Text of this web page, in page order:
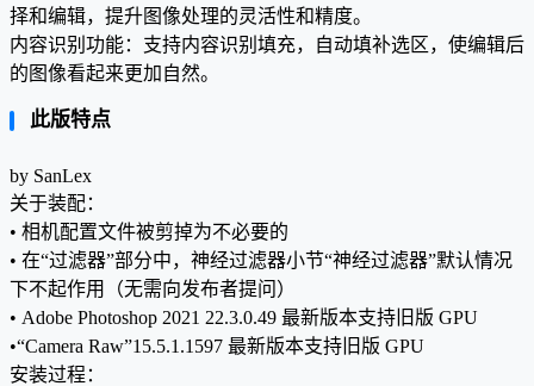
择和编辑，提升图像处理的灵活性和精度。
内容识别功能：支持内容识别填充，自动填补选区，使编辑后
的图像看起来更加自然。
此版特点
by SanLex
关于装配：
• 相机配置文件被剪掉为不必要的
• 在“过滤器”部分中，神经过滤器小节“神经过滤器”默认情况
下不起作用（无需向发布者提问）
• Adob​​e Photoshop 2021 22.3.0.49 最新版本支持旧版 GPU
•“Camera Raw”15.5.1.1597 最新版本支持旧版 GPU
安装过程：